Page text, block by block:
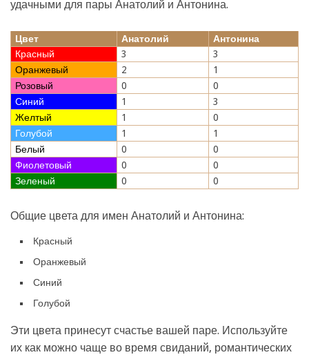
удачными для пары Анатолий и Антонина.
Цвет Анатолий
Антонина
Красный
3
3
Оранжевый
2
1
Розовый
0
0
Синий
1
3
Желтый
1
0
Голубой
1
1
Белый
0
0
Фиолетовый
0
0
Зеленый
0 0
Общие цвета для имен Анатолий и Антонина:
Красный
Оранжевый
Синий
Голубой
Эти цвета принесут счастье вашей паре. Используйте
их как можно чаще во время свиданий, романтических